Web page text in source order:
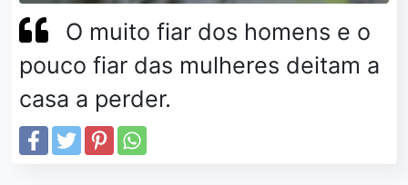
O muito fiar dos homens e o
pouco fiar das mulheres deitam a
casa a perder.